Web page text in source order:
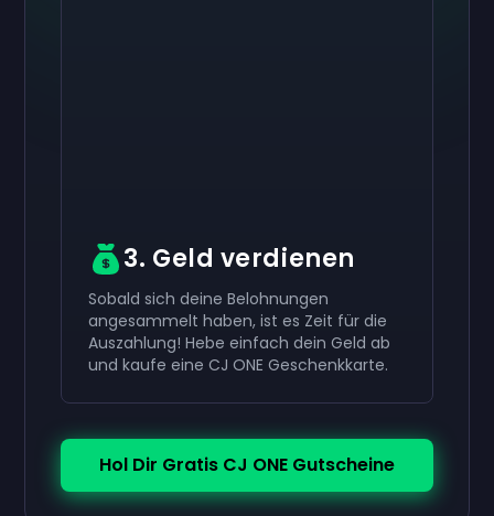
3. Geld verdienen
Sobald sich deine Belohnungen
angesammelt haben, ist es Zeit für die
Auszahlung! Hebe einfach dein Geld ab
und kaufe eine CJ ONE Geschenkkarte.
Hol Dir Gratis CJ ONE Gutscheine